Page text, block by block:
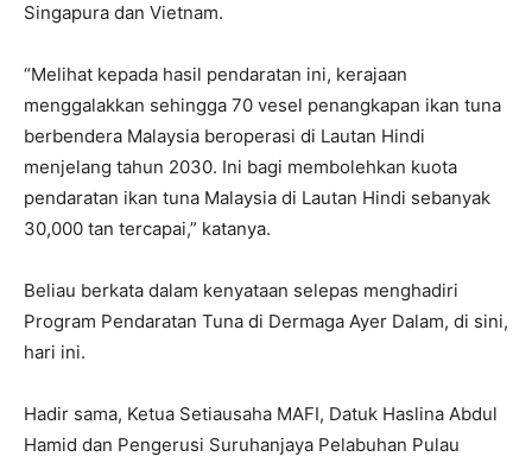
Singapura dan Vietnam.
“Melihat kepada hasil pendaratan ini, kerajaan
menggalakkan sehingga 70 vesel penangkapan ikan tuna
berbendera Malaysia beroperasi di Lautan Hindi
menjelang tahun 2030. Ini bagi membolehkan kuota
pendaratan ikan tuna Malaysia di Lautan Hindi sebanyak
30,000 tan tercapai,” katanya.
Beliau berkata dalam kenyataan selepas menghadiri
Program Pendaratan Tuna di Dermaga Ayer Dalam, di sini,
hari ini.
Hadir sama, Ketua Setiausaha MAFI, Datuk Haslina Abdul
Hamid dan Pengerusi Suruhanjaya Pelabuhan Pulau